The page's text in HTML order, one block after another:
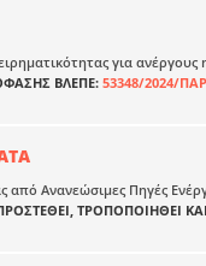
για ανέργους
ΒΛΕΠΕ: 53348/2024/
από Ανανεώσιμες Πηγές
ΤΡΟΠΟΠΟΙΗΘΕΙ